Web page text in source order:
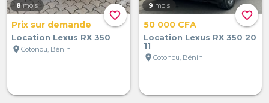
favorite_border
8 mois
Prix sur demande
Location Lexus RX 350
location_on Cotonou, Bénin
favorite_border
9 mois
50 000 CFA
Location Lexus RX 350 20
11
location_on Cotonou, Bénin